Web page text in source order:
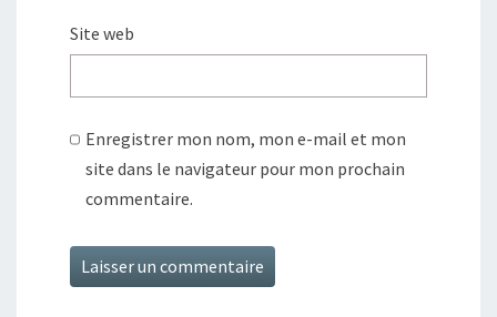
Site web
Enregistrer mon nom, mon e-mail et mon
site dans le navigateur pour mon prochain
commentaire.